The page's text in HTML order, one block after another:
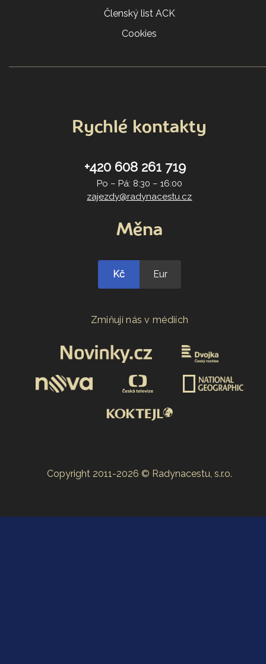
Členský list ACK
Cookies
Rychlé kontakty
+420 608 261 719
Po – Pá: 8:30 – 16:00
zajezdy@radynacestu.cz
Měna
Kč Eur
Zmiňují nás v médiích
Copyright 2011-2026 © Radynacestu, s.r.o.